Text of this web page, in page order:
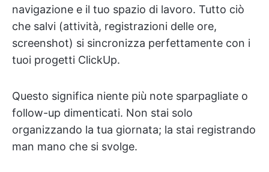
navigazione e il tuo spazio di lavoro. Tutto ciò
che salvi (attività, registrazioni delle ore,
screenshot) si sincronizza perfettamente con i
tuoi progetti ClickUp.
Questo significa niente più note sparpagliate o
follow-up dimenticati. Non stai solo
organizzando la tua giornata; la stai registrando
man mano che si svolge.